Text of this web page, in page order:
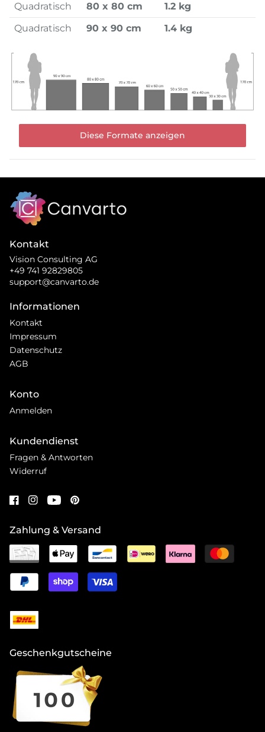
Quadratisch
80 x 80 cm
1.2 kg
Quadratisch
90 x 90 cm 1.4 kg
Diese Formate anzeigen
Kontakt
Vision Consulting AG
+49 741 92829805
support@canvarto.de
Informationen
Kontakt
Impressum
Datenschutz
AGB
Konto
Anmelden
Kundendienst
Fragen & Antworten
Widerruf
Zahlung & Versand
Geschenkgutscheine